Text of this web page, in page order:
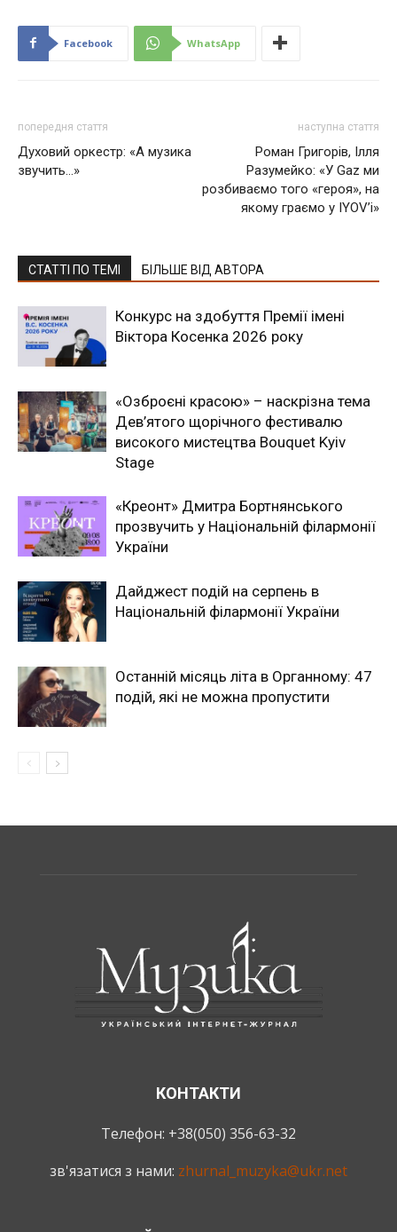
Facebook WhatsApp
попередня стаття
Духовий оркестр: «А музика
звучить…»
наступна стаття
Роман Григорів, Ілля
Разумейко: «У Gaz ми
розбиваємо того «героя», на
якому граємо у IYOV’і»
СТАТТІ ПО ТЕМІ БІЛЬШЕ ВІД АВТОРА
Конкурс на здобуття Премії імені
Віктора Косенка 2026 року
«Озброєні красою» – наскрізна тема
Дев’ятого щорічного фестивалю
високого мистецтва Bouquet Kyiv
Stage
«Креонт» Дмитра Бортнянського
прозвучить у Національній філармонії
України
Дайджест подій на серпень в
Національній філармонії України
Останній місяць літа в Органному: 47
подій, які не можна пропустити
КОНТАКТИ
Телефон: +38(050) 356-63-32
зв'язатися з нами: zhurnal_muzyka@ukr.net